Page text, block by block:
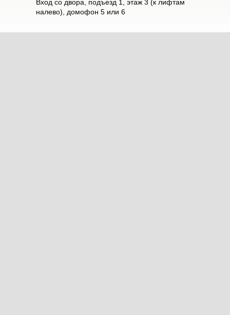
Вход со двора, подъезд 1, этаж 3 (к лифтам
налево), домофон 5 или 6